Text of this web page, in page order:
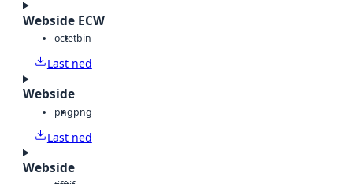
Webside ECW
octetbin
Last ned
Webside
pngpng
Last ned
Webside